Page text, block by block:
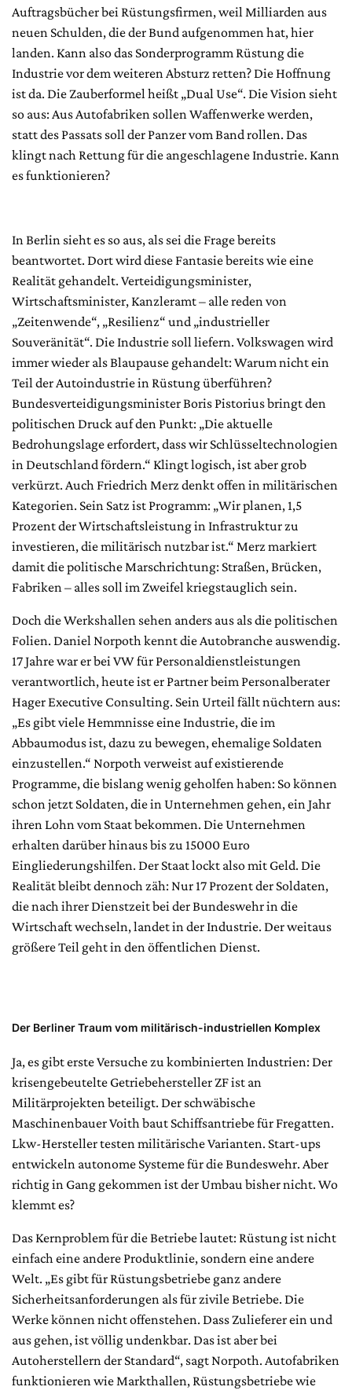
Auftragsbücher bei Rüstungsfirmen, weil Milliarden aus
neuen Schulden, die der Bund aufgenommen hat, hier
landen. Kann also das Sonderprogramm Rüstung die
Industrie vor dem weiteren Absturz retten? Die Hoffnung
ist da. Die Zauberformel heißt „Dual Use“. Die Vision sieht
so aus: Aus Autofabriken sollen Waffenwerke werden,
statt des Passats soll der Panzer vom Band rollen. Das
klingt nach Rettung für die angeschlagene Industrie. Kann
es funktionieren?
In Berlin sieht es so aus, als sei die Frage bereits
beantwortet. Dort wird diese Fantasie bereits wie eine
Realität gehandelt. Verteidigungsminister,
Wirtschaftsminister, Kanzleramt – alle reden von
„Zeitenwende“, „Resilienz“ und „industrieller
Souveränität“. Die Industrie soll liefern. Volkswagen wird
immer wieder als Blaupause gehandelt: Warum nicht ein
Teil der Autoindustrie in Rüstung überführen?
Bundesverteidigungsminister Boris Pistorius bringt den
politischen Druck auf den Punkt: „Die aktuelle
Bedrohungslage erfordert, dass wir Schlüsseltechnologien
in Deutschland fördern.“ Klingt logisch, ist aber grob
verkürzt. Auch Friedrich Merz denkt offen in militärischen
Kategorien. Sein Satz ist Programm: „Wir planen, 1,5
Prozent der Wirtschaftsleistung in Infrastruktur zu
investieren, die militärisch nutzbar ist.“ Merz markiert
damit die politische Marschrichtung: Straßen, Brücken,
Fabriken – alles soll im Zweifel kriegstauglich sein.
Doch die Werkshallen sehen anders aus als die politischen
Folien. Daniel Norpoth kennt die Autobranche auswendig.
17 Jahre war er bei VW für Personaldienstleistungen
verantwortlich, heute ist er Partner beim Personalberater
Hager Executive Consulting. Sein Urteil fällt nüchtern aus:
„Es gibt viele Hemmnisse eine Industrie, die im
Abbaumodus ist, dazu zu bewegen, ehemalige Soldaten
einzustellen.“ Norpoth verweist auf existierende
Programme, die bislang wenig geholfen haben: So können
schon jetzt Soldaten, die in Unternehmen gehen, ein Jahr
ihren Lohn vom Staat bekommen. Die Unternehmen
erhalten darüber hinaus bis zu 15000 Euro
Eingliederungshilfen. Der Staat lockt also mit Geld. Die
Realität bleibt dennoch zäh: Nur 17 Prozent der Soldaten,
die nach ihrer Dienstzeit bei der Bundeswehr in die
Wirtschaft wechseln, landet in der Industrie. Der weitaus
größere Teil geht in den öffentlichen Dienst.
Der Berliner Traum vom militärisch-industriellen Komplex
Ja, es gibt erste Versuche zu kombinierten Industrien: Der
krisengebeutelte Getriebehersteller ZF ist an
Militärprojekten beteiligt. Der schwäbische
Maschinenbauer Voith baut Schiffsantriebe für Fregatten.
Lkw-Hersteller testen militärische Varianten. Start-ups
entwickeln autonome Systeme für die Bundeswehr. Aber
richtig in Gang gekommen ist der Umbau bisher nicht. Wo
klemmt es?
Das Kernproblem für die Betriebe lautet: Rüstung ist nicht
einfach eine andere Produktlinie, sondern eine andere
Welt. „Es gibt für Rüstungsbetriebe ganz andere
Sicherheitsanforderungen als für zivile Betriebe. Die
Werke können nicht offenstehen. Dass Zulieferer ein und
aus gehen, ist völlig undenkbar. Das ist aber bei
Autoherstellern der Standard“, sagt Norpoth. Autofabriken
funktionieren wie Markthallen, Rüstungsbetriebe wie